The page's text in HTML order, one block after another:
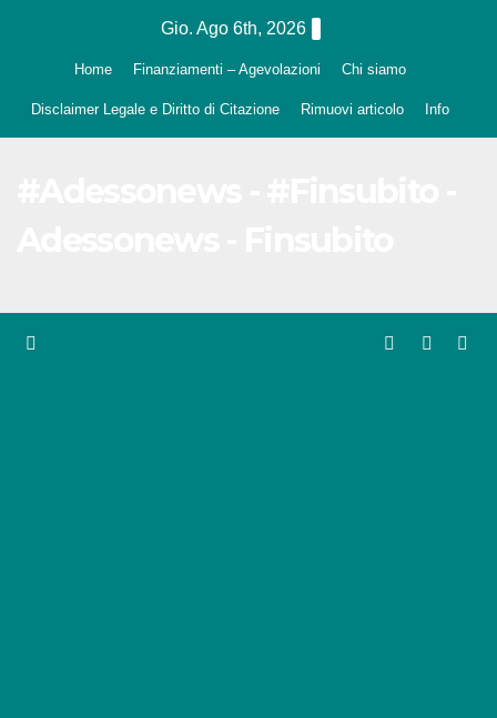
Gio. Ago 6th, 2026
Home Finanziamenti – Agevolazioni Chi siamo
Disclaimer Legale e Diritto di Citazione Rimuovi articolo Info